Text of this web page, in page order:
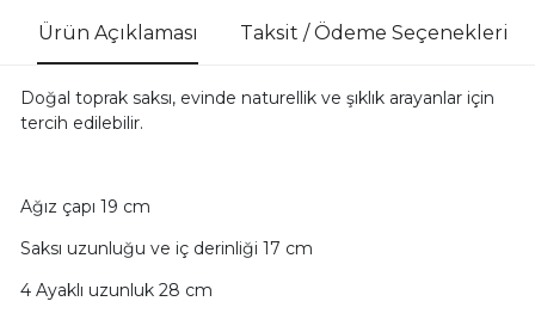
Ürün Açıklaması Taksit / Ödeme Seçenekleri
Doğal toprak saksı, evinde naturellik ve şıklık arayanlar için
tercih edilebilir.
Ağız çapı 19 cm
Saksı uzunluğu ve iç derinliği 17 cm
4 Ayaklı uzunluk 28 cm